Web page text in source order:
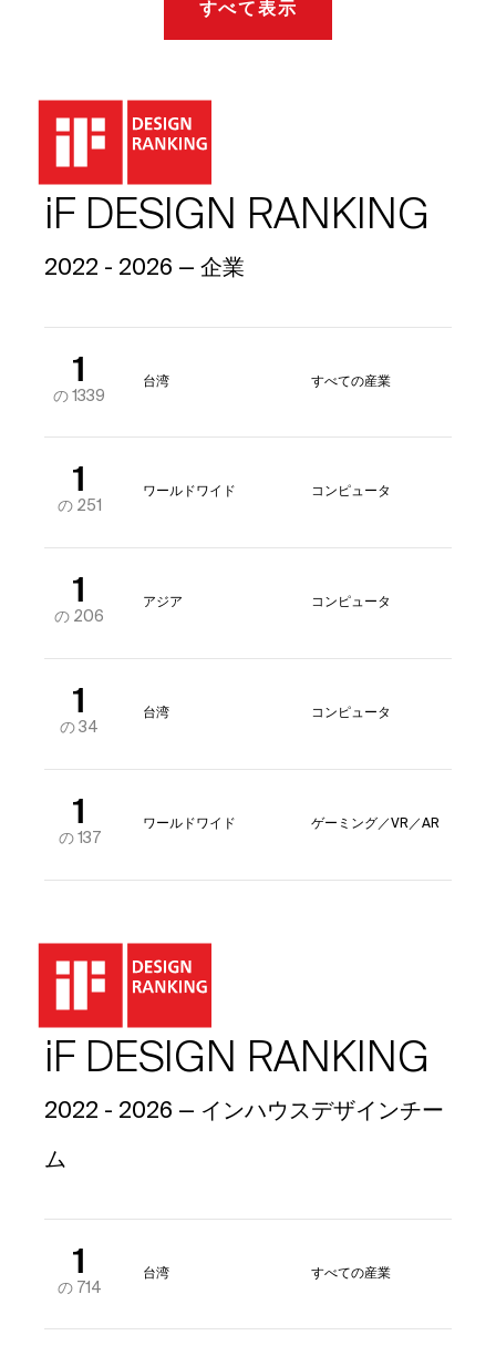
すべて表示
iF DESIGN RANKING
2022 - 2026 — 企業
1
の 1339
台湾 すべての産業
1
の 251
ワールドワイド コンピュータ
1
の 206
アジア コンピュータ
1
の 34
台湾 コンピュータ
1
の 137
ワールドワイド ゲーミング／VR／AR
iF DESIGN RANKING
2022 - 2026 — インハウスデザインチー
ム
1
の 714
台湾 すべての産業